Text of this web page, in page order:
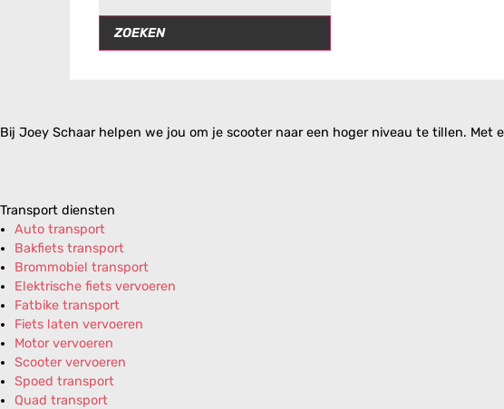
ZOEKEN
Bij Joey Schaar helpen we jou om je scooter naar een hoger niveau te tillen.
Transport diensten
Auto transport
Bakfiets transport
Brommobiel transport
Elektrische fiets vervoeren
Fatbike transport
Fiets laten vervoeren
Motor vervoeren
Scooter vervoeren
Spoed transport
Quad transport